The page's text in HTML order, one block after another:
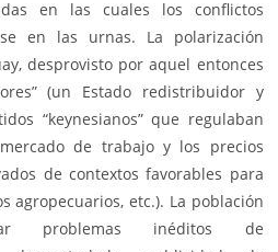
en las cuales los conflictos
en las urnas. La polarización
desprovisto por aquel entonces
(un Estado redistribuidor y
“keynesianos” que regulaban
de trabajo y los precios
de contextos favorables para
agropecuarios, etc.). La población
problemas inéditos de